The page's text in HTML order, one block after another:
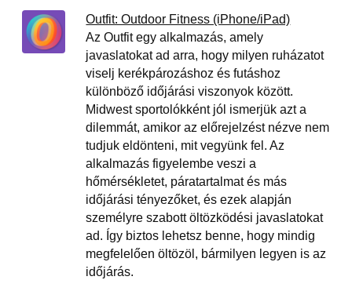
Outfit: Outdoor Fitness (iPhone/iPad)
Az Outfit egy alkalmazás, amely
javaslatokat ad arra, hogy milyen ruházatot
viselj kerékpározáshoz és futáshoz
különböző időjárási viszonyok között.
Midwest sportolókként jól ismerjük azt a
dilemmát, amikor az előrejelzést nézve nem
tudjuk eldönteni, mit vegyünk fel. Az
alkalmazás figyelembe veszi a
hőmérsékletet, páratartalmat és más
időjárási tényezőket, és ezek alapján
személyre szabott öltözködési javaslatokat
ad. Így biztos lehetsz benne, hogy mindig
megfelelően öltözöl, bármilyen legyen is az
időjárás.